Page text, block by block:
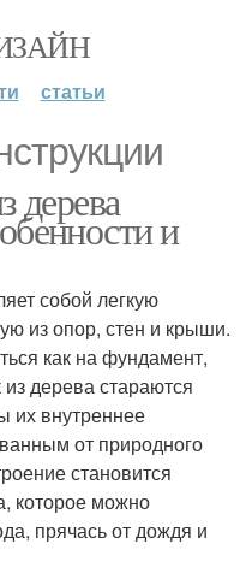
статьи
дерева
и
собой легкую
из опор, стен и крыши.
как на фундамент,
из дерева стараются
их внутреннее
от природного
становится
которое можно
прячась от дождя и